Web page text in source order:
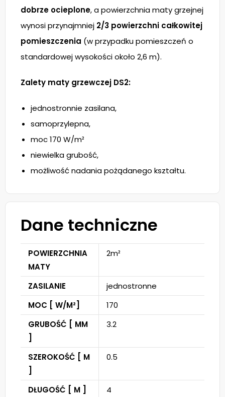
dobrze ocieplone, a powierzchnia maty grzejnej
wynosi przynajmniej 2/3 powierzchni całkowitej
pomieszczenia (w przypadku pomieszczeń o
standardowej wysokości około 2,6 m).
Zalety maty grzewczej DS2:
jednostronnie zasilana,
samoprzylepna,
moc 170 W/m²
niewielka grubość,
możliwość nadania pożądanego kształtu.
Dane techniczne
POWIERZCHNIA
MATY
2m²
ZASILANIE
jednostronne
MOC [ W/M²]
170
GRUBOŚĆ [ MM
3.2
SZEROKOŚĆ [ M
0.5
DŁUGOŚĆ [ M ] 4